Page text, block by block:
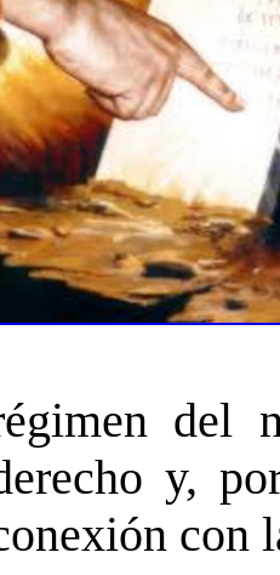
del
y,
con